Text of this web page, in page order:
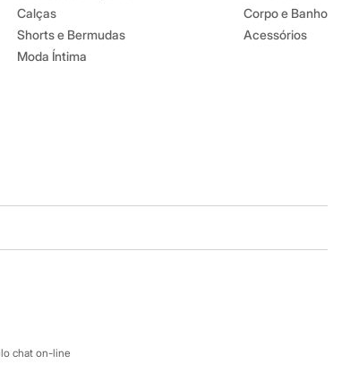
Calças
Shorts e Bermudas
Moda Íntima
Corpo e Banho
Acessórios
Atendimento
chat on-line